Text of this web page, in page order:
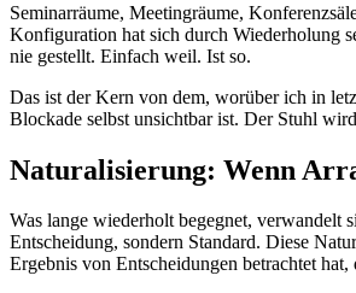
Seminarräume, Meetingräume,
Konfiguration hat sich durch Wiederholung
nie gestellt. Einfach weil. Ist so.
Das ist der Kern von dem, worüber ich in
Blockade selbst unsichtbar ist. Der Stuhl
Naturalisierung: Wenn
Was lange wiederholt begegnet, verwandelt
Entscheidung, sondern Standard. Diese
Ergebnis von Entscheidungen betrachtet